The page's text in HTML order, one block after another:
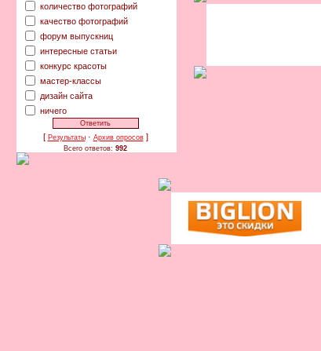
количество фотографий
качество фотографий
форум выпускниц
интересные статьи
конкурс красоты
мастер-классы
дизайн сайта
ничего
[ Результаты· Архив опросов]
Всего ответов: 992